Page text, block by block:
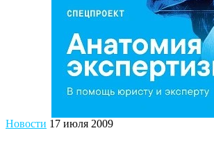
Новости 17 июля 2009